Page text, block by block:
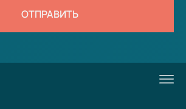
ОТПРАВИТЬ